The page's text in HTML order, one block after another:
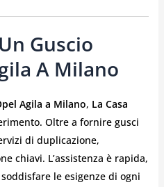
Guscio
A Milano
Agila a Milano, La Casa
Oltre a fornire gusci
di duplicazione,
chiavi. L’assistenza è rapida,
le esigenze di ogni